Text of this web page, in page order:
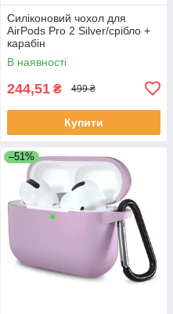
Силіконовий чохол для
AirPods Pro 2 Silver/срібло +
карабін
В наявності
244,51 ₴ 499 ₴
Купити
–51%